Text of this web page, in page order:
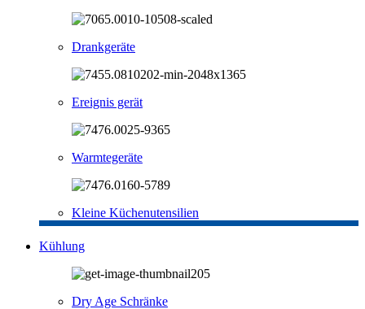
Drankgeräte
Ereignis gerät
Warmtegeräte
Kleine Küchenutensilien
Kühlung
Dry Age Schränke